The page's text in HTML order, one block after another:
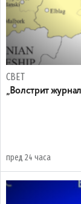
СВЕТ
„Волстрит
пред 24 часа